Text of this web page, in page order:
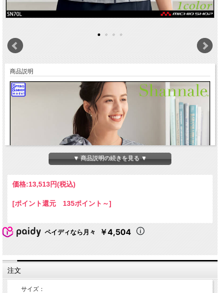
商品説明
▼ 商品説明の続きを見る ▼
価格:13,513円(税込)
[ポイント還元 135ポイント～]
ペイディなら月々 ￥4,504
注文
サイズ：